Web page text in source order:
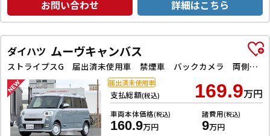
お問い合わせ 詳細はこちら
ダイハツ ムーヴキャンバス
ストライプスG 届出済未使用車 禁煙車 バックカメラ 両側電動スライドドア クリアランスソナー 衝突被害軽減システム オートライト LEDヘッドランプ スマートキー アイドリングストップ シートヒーター
支払総額(税込) 169.9万円
車両本体価格(税込)
160.9万円
諸費用(税込)
9万円
届出済未使用車